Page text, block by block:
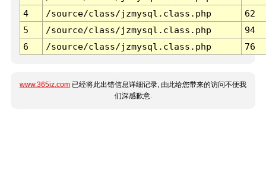
4
/source/class/jzmysql.class.php
62
5
/source/class/jzmysql.class.php
94
6
/source/class/jzmysql.class.php 76
www.365jz.com 已经将此出错信息详细记录, 由此给您带来的访问不便我
们深感歉意.